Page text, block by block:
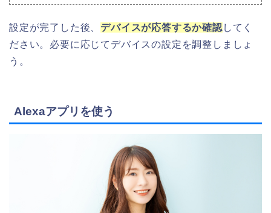
設定が完了した後、 デバイスが応答するか確認 してく
ださい。必要に応じてデバイスの設定を調整しましょ
う。
Alexaアプリを使う